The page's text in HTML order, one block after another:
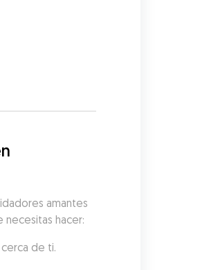
amantes
necesitas hacer:
de ti.